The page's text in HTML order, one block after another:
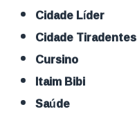
Cidade Líder
Cidade Tiradentes
Cursino
Itaim Bibi
Saúde